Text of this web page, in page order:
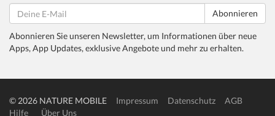
Abonnieren
Abonnieren Sie unseren Newsletter, um Informationen über neue
Apps, App Updates, exklusive Angebote und mehr zu erhalten.
© 2026 NATURE MOBILE Impressum Datenschutz
AGB
Hilfe
Über Uns